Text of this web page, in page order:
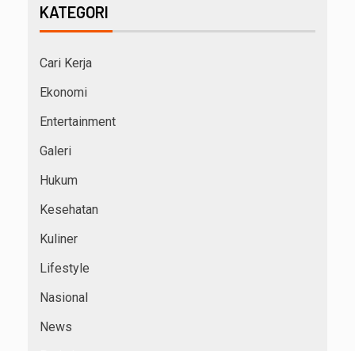
KATEGORI
Cari Kerja
Ekonomi
Entertainment
Galeri
Hukum
Kesehatan
Kuliner
Lifestyle
Nasional
News